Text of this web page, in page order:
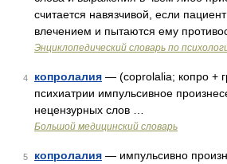
считается навязчивой, если
влечением и пытаются ему
Энциклопедический словарь по
4 копролалия — (coprolalia; копро +
психиатрии импульсивное
нецензурных слов …
Большой медицинский словарь
5 копролалия — импульсивно